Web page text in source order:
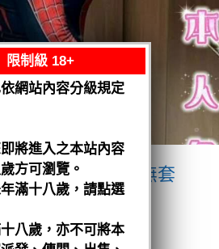
璇
馬來$2000 .無套
閱讀全文
限制級 18+
網站內容分級規定
將進入之本站內容
方可瀏覽。
滿十八歲，請點選
八歲，亦不可將本